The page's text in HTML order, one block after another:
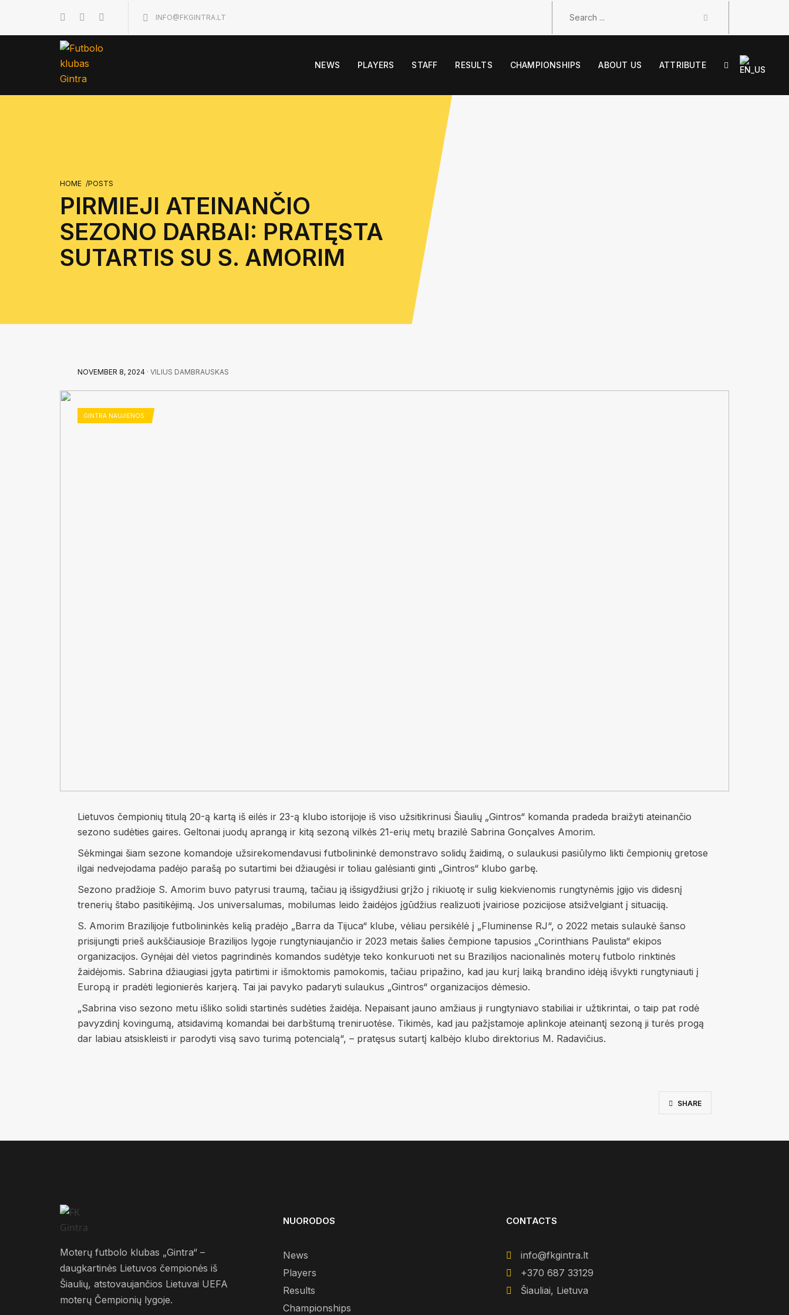
INFO@FKGINTRA.LT
NEWS PLAYERS STAFF RESULTS CHAMPIONSHIPS ABOUT US ATTRIBUTE
HOME /POSTS
PIRMIEJI ATEINANČIO
SEZONO DARBAI: PRATĘSTA
SUTARTIS SU S. AMORIM
NOVEMBER 8, 2024 · VILIUS DAMBRAUSKAS
GINTRA NAUJIENOS
Lietuvos čempionių titulą 20-ą kartą iš eilės ir 23-ą klubo istorijoje iš viso užsitikrinusi Šiaulių „Gintros“ komanda pradeda braižyti ateinančio
sezono sudėties gaires. Geltonai juodų aprangą ir kitą sezoną vilkės 21-erių metų brazilė Sabrina Gonçalves Amorim.
Sėkmingai šiam sezone komandoje užsirekomendavusi futbolininkė demonstravo solidų žaidimą, o sulaukusi pasiūlymo likti čempionių gretose
ilgai nedvejodama padėjo parašą po sutartimi bei džiaugėsi ir toliau galėsianti ginti „Gintros“ klubo garbę.
Sezono pradžioje S. Amorim buvo patyrusi traumą, tačiau ją išsigydžiusi grįžo į rikiuotę ir sulig kiekvienomis rungtynėmis įgijo vis didesnį
trenerių štabo pasitikėjimą. Jos universalumas, mobilumas leido žaidėjos įgūdžius realizuoti įvairiose pozicijose atsižvelgiant į situaciją.
S. Amorim Brazilijoje futbolininkės kelią pradėjo „Barra da Tijuca“ klube, vėliau persikėlė į „Fluminense RJ“, o 2022 metais sulaukė šanso
prisijungti prieš aukščiausioje Brazilijos lygoje rungtyniaujančio ir 2023 metais šalies čempione tapusios „Corinthians Paulista“ ekipos
organizacijos. Gynėjai dėl vietos pagrindinės komandos sudėtyje teko konkuruoti net su Brazilijos nacionalinės moterų futbolo rinktinės
žaidėjomis. Sabrina džiaugiasi įgyta patirtimi ir išmoktomis pamokomis, tačiau pripažino, kad jau kurį laiką brandino idėją išvykti rungtyniauti į
Europą ir pradėti legionierės karjerą. Tai jai pavyko padaryti sulaukus „Gintros“ organizacijos dėmesio.
„Sabrina viso sezono metu išliko solidi startinės sudėties žaidėja. Nepaisant jauno amžiaus ji rungtyniavo stabiliai ir užtikrintai, o taip pat rodė
pavyzdinį kovingumą, atsidavimą komandai bei darbštumą treniruotėse. Tikimės, kad jau pažįstamoje aplinkoje ateinantį sezoną ji turės progą
dar labiau atsiskleisti ir parodyti visą savo turimą potencialą“, – pratęsus sutartį kalbėjo klubo direktorius M. Radavičius.
SHARE
Moterų futbolo klubas „Gintra“ –
daugkartinės Lietuvos čempionės iš
Šiaulių, atstovaujančios Lietuvai UEFA
moterų Čempionių lygoje.
NUORODOS
News
Players
Results
Championships
CONTACTS
info@fkgintra.lt
+370 687 33129
Šiauliai, Lietuva